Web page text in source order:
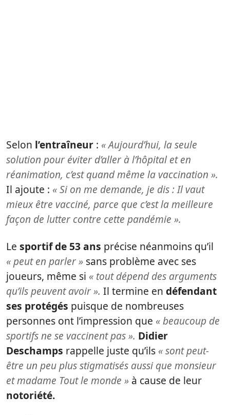
Selon l’entraîneur : « Aujourd’hui, la seule
solution pour éviter d’aller à l’hôpital et en
réanimation, c’est quand même la vaccination ».
Il ajoute : « Si on me demande, je dis :Il vaut
mieux être vacciné, parce que c’est la meilleure
façon de lutter contre cette pandémie ».
Le sportif de 53 ans précise néanmoins qu’il
« peut en parler » sans problème avec ses
joueurs, même si « tout dépend des arguments
qu’ils peuvent avoir ». Il termine en défendant
ses protégés puisque de nombreuses
personnes ont l’impression que « beaucoup de
sportifs ne se vaccinent pas ». Didier
Deschamps rappelle juste qu’ils « sont peut-
être un peu plus stigmatisés aussi que monsieur
et madame Tout le monde » à cause de leur
notoriété.